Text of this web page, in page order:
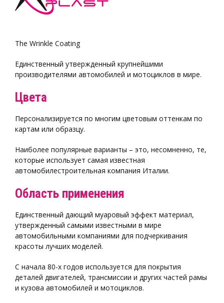
The Wrinkle Coating
Единственный утвержденный крупнейшими
производителями автомобилей и мотоциклов в мире.
Цвета
Персонализируется по многим цветовым оттенкам по
картам или образцу.
Наиболее популярные варианты – это, несомненно, те,
которые использует самая известная
автомобилестроительная компания Италии.
Область применения
Единственный дающий муаровый эффект материал,
утвержденный самыми известными в мире
автомобильными компаниями для подчеркивания
красоты лучших моделей.
С начала 80-х годов используется для покрытия
деталей двигателей, трансмиссии и других частей рамы
и кузова автомобилей и мотоциклов.